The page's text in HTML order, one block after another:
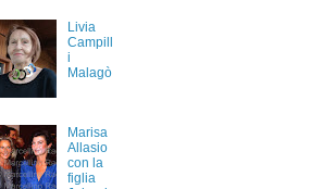
Livia
Campill
i
Malagò
Marisa
Allasio
con la
figlia